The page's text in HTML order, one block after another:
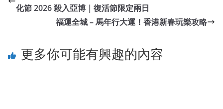
化節 2026 殺入亞博｜復活節限定兩日
福運全城 – 馬年行大運！香港新春玩樂攻略
更多你可能有興趣的內容